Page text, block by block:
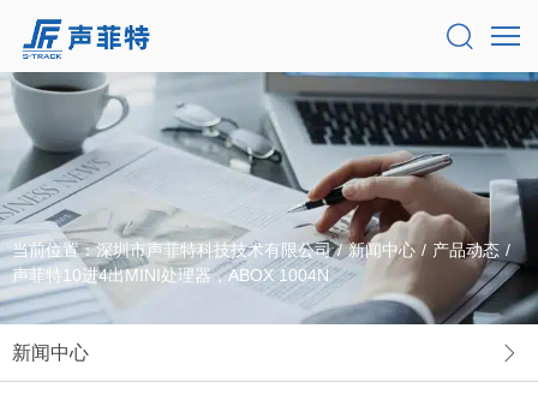
当前位置：深圳市声菲特科技技术有限公司 / 新闻中心 / 产品动态 /
声菲特10进4出MINI处理器，ABOX 1004N
新闻中心